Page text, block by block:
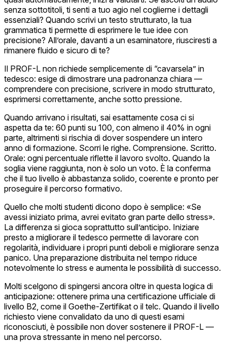
senza sottotitoli, ti senti a tuo agio nel coglierne i dettagli
essenziali? Quando scrivi un testo strutturato, la tua
grammatica ti permette di esprimere le tue idee con
precisione? All’orale, davanti a un esaminatore, riusciresti a
rimanere fluido e sicuro di te?
Il PROF-L non richiede semplicemente di “cavarsela” in
tedesco: esige di dimostrare una padronanza chiara —
comprendere con precisione, scrivere in modo strutturato,
esprimersi correttamente, anche sotto pressione.
Quando arrivano i risultati, sai esattamente cosa ci si
aspetta da te: 60 punti su 100, con almeno il 40% in ogni
parte, altrimenti si rischia di dover sospendere un intero
anno di formazione. Scorri le righe. Comprensione. Scritto.
Orale: ogni percentuale riflette il lavoro svolto. Quando la
soglia viene raggiunta, non è solo un voto. È la conferma
che il tuo livello è abbastanza solido, coerente e pronto per
proseguire il percorso formativo.
Quello che molti studenti dicono dopo è semplice: «Se
avessi iniziato prima, avrei evitato gran parte dello stress».
La differenza si gioca soprattutto sull’anticipo. Iniziare
presto a migliorare il tedesco permette di lavorare con
regolarità, individuare i propri punti deboli e migliorare senza
panico. Una preparazione distribuita nel tempo riduce
notevolmente lo stress e aumenta le possibilità di successo.
Molti scelgono di spingersi ancora oltre in questa logica di
anticipazione: ottenere prima una certificazione ufficiale di
livello B2, come il Goethe-Zertifikat o il telc. Quando il livello
richiesto viene convalidato da uno di questi esami
riconosciuti, è possibile non dover sostenere il PROF-L —
una prova stressante in meno nel percorso.